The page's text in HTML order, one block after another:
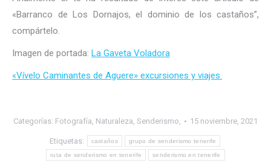
«Barranco de Los Dornajos, el dominio de los castaños”,
compártelo.
Imagen de portada: La Gaveta Voladora
«Vívelo Caminantes de Aguere» excursiones y viajes.
Categorías: Fotografía, Naturaleza, Senderismo, 15 noviembre, 2021
Etiquetas: castaños grupo de senderismo tenerife
ruta de senderismo en tenerife senderismo en tenerife